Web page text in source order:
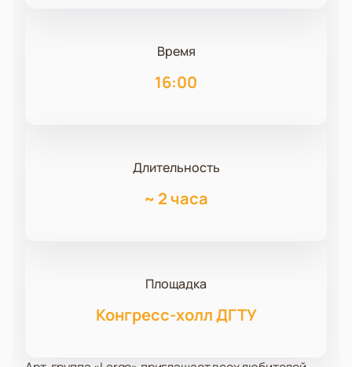
Время
16:00
Длительность
~ 2 часа
Площадка
Конгресс-холл ДГТУ